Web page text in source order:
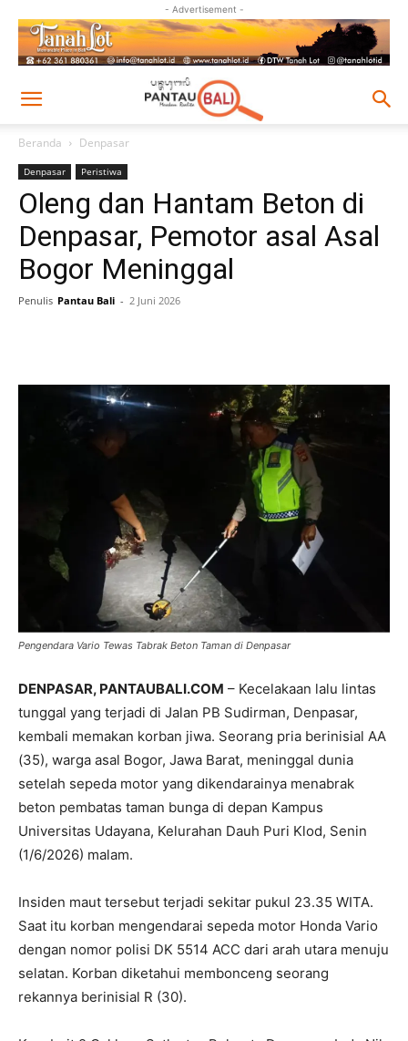
- Advertisement -
Beranda Denpasar
Denpasar Peristiwa
Oleng dan Hantam Beton di
Denpasar, Pemotor asal Asal
Bogor Meninggal
Penulis Pantau Bali - 2 Juni 2026
Pengendara Vario Tewas Tabrak Beton Taman di Denpasar
DENPASAR, PANTAUBALI.COM – Kecelakaan lalu lintas
tunggal yang terjadi di Jalan PB Sudirman, Denpasar,
kembali memakan korban jiwa. Seorang pria berinisial AA
(35), warga asal Bogor, Jawa Barat, meninggal dunia
setelah sepeda motor yang dikendarainya menabrak
beton pembatas taman bunga di depan Kampus
Universitas Udayana, Kelurahan Dauh Puri Klod, Senin
(1/6/2026) malam.
Insiden maut tersebut terjadi sekitar pukul 23.35 WITA.
Saat itu korban mengendarai sepeda motor Honda Vario
dengan nomor polisi DK 5514 ACC dari arah utara menuju
selatan. Korban diketahui membonceng seorang
rekannya berinisial R (30).